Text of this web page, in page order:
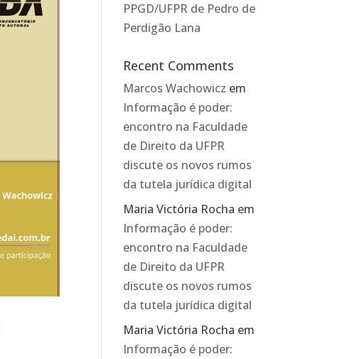
PPGD/UFPR de Pedro de
Perdigão Lana
Recent Comments
Marcos Wachowicz em
Informação é poder:
encontro na Faculdade
de Direito da UFPR
discute os novos rumos
da tutela jurídica digital
Maria Victória Rocha em
Informação é poder:
encontro na Faculdade
de Direito da UFPR
discute os novos rumos
da tutela jurídica digital
Maria Victória Rocha em
Informação é poder: